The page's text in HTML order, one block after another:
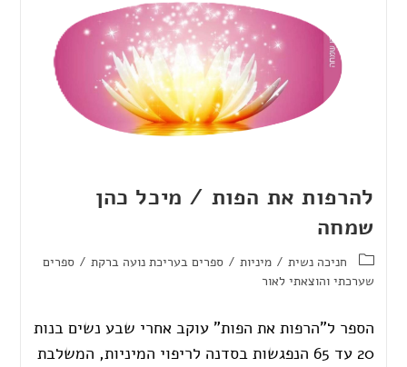
להרפות את הפות / מיכל כהן
שמחה
חניכה נשית / מיניות / ספרים בעריכת נועה ברקת / ספרים
שערכתי והוצאתי לאור
הספר ל"הרפות את הפות" עוקב אחרי שבע נשים בנות
20 עד 65 הנפגשות בסדנה לריפוי המיניות, המשלבת